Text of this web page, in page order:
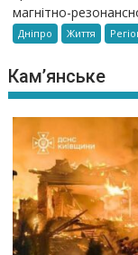
магнітно-
Дніпро Життя
Кам’янське